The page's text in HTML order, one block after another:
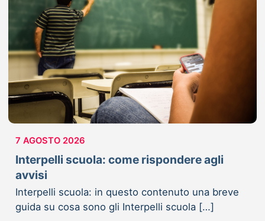
7 AGOSTO 2026
Interpelli scuola: come rispondere agli
avvisi
Interpelli scuola: in questo contenuto una breve
guida su cosa sono gli Interpelli scuola […]